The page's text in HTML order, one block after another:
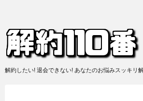
解約したい! 退会できない! あなたのお悩みスッキリ